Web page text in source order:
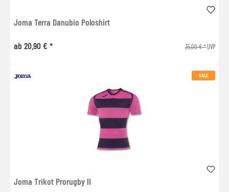
Joma Terra Danubio Poloshirt
ab 20,90 € * 35,00 € *UVP
SALE
Joma Trikot Prorugby II